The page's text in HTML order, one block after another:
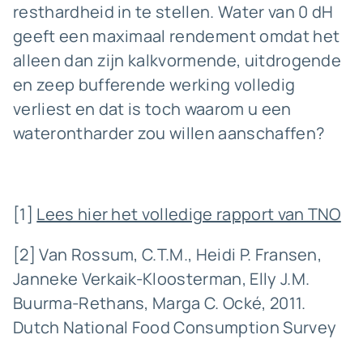
resthardheid in te stellen. Water van 0 dH
geeft een maximaal rendement omdat het
alleen dan zijn kalkvormende, uitdrogende
en zeep bufferende werking volledig
verliest en dat is toch waarom u een
waterontharder zou willen aanschaffen?
[1] Lees hier het volledige rapport van TNO
[2] Van Rossum, C.T.M., Heidi P. Fransen,
Janneke Verkaik-Kloosterman, Elly J.M.
Buurma-Rethans, Marga C. Ocké, 2011.
Dutch National Food Consumption Survey